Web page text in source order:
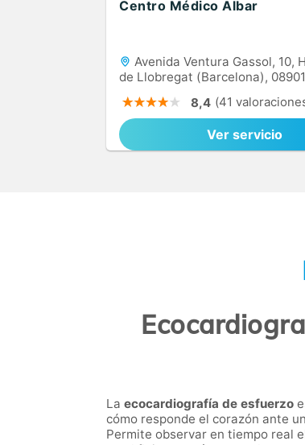
Centro Médico Albar
Avenida Ventura Gassol, 10,
de Llobregat (Barcelona), 08901
8,4 (41
Ver servicio
La ecocardiografía de esfuerzo
cómo responde el corazón ante
Permite observar en tiempo real